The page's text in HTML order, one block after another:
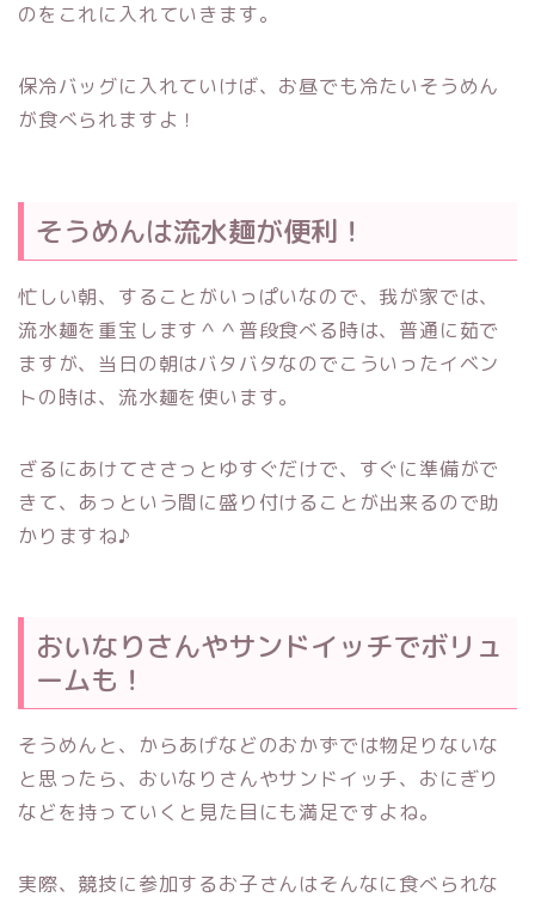
のをこれに入れていきます。
保冷バッグに入れていけば、お昼でも冷たいそうめん
が食べられますよ！
そうめんは流水麺が便利！
忙しい朝、することがいっぱいなので、我が家では、
流水麺を重宝します＾＾普段食べる時は、普通に茹で
ますが、当日の朝はバタバタなのでこういったイベン
トの時は、流水麺を使います。
ざるにあけてささっとゆすぐだけで、すぐに準備がで
きて、あっという間に盛り付けることが出来るので助
かりますね♪
おいなりさんやサンドイッチでボリュ
ームも！
そうめんと、からあげなどのおかずでは物足りないな
と思ったら、おいなりさんやサンドイッチ、おにぎり
などを持っていくと見た目にも満足ですよね。
実際、競技に参加するお子さんはそんなに食べられな